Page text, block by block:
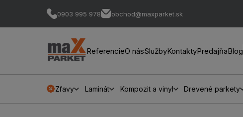
0903 995 978 obchod@maxparket.sk
ReferencieO násSlužbyKontaktyPredajňaBlog
Zľavy Laminát Kompozit a vinyl Drevené parkety